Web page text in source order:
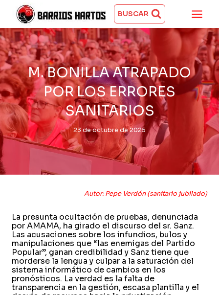
Saltar
contenido
BUSCAR
M. BONILLA ATRAPADO
POR LOS ERRORES
SANITARIOS
23 de octubre de 2025
Autor: Pepe Verdón (sanitario jubilado)
La presunta ocultación de pruebas, denunciada
por AMAMA, ha girado el discurso del sr. Sanz.
Las acusaciones sobre los infundios, bulos y
manipulaciones que “las enemigas del Partido
Popular”, ganan credibilidad y Sanz tiene que
morderse la lengua y culpar a la saturación del
sistema informático de cambios en los
pronósticos. La verdad es la falta de
transparencia en la gestión, escasa plantilla y el